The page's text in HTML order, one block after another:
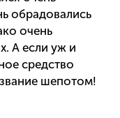
обрадовались
очень
А если уж и
средство
шепотом!